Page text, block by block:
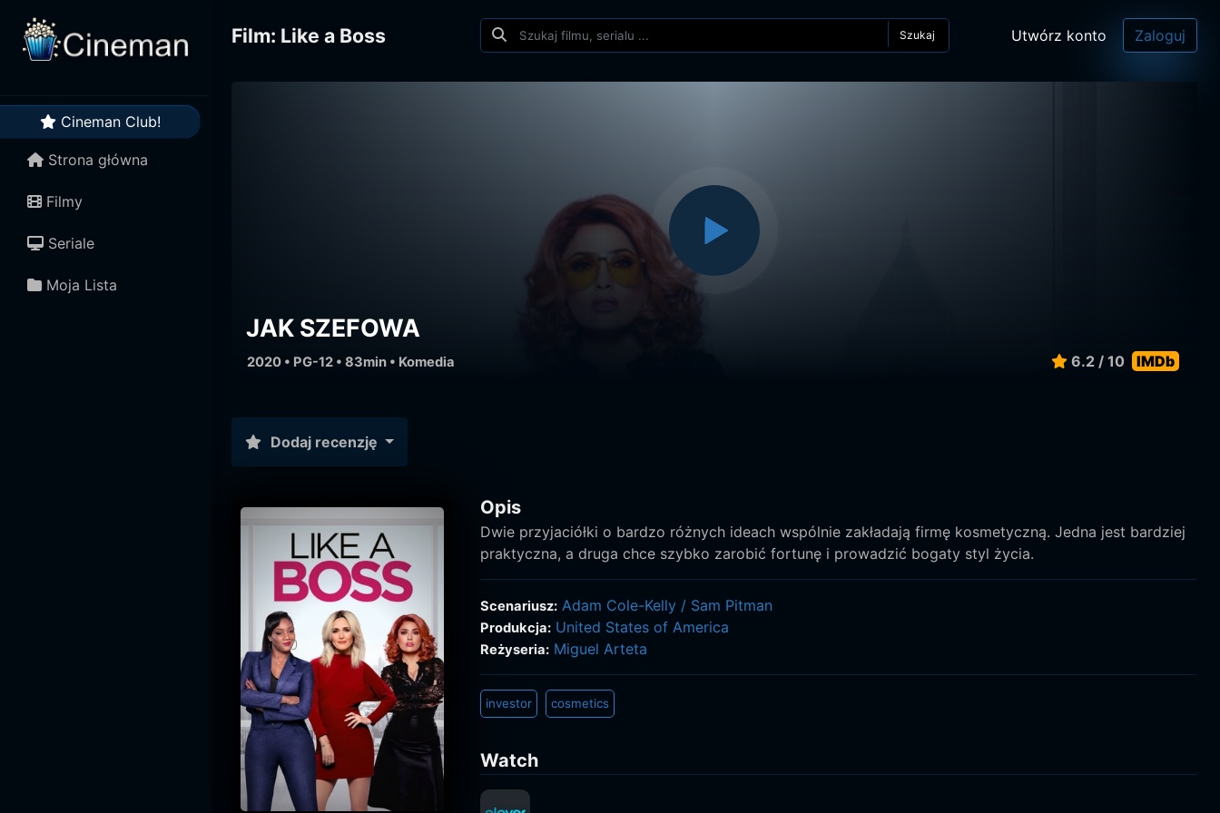
Cineman Club!
Strona główna
Filmy
Seriale
Moja Lista
Film: Like a Boss Szukaj Utwórz konto Zaloguj
JAK SZEFOWA
2020 • PG-12 • 83min • Komedia 6.2 / 10 IMDb
Dodaj recenzję
Opis
Dwie przyjaciółki o bardzo różnych ideach wspólnie zakładają firmę kosmetyczną. Jedna jest bardziej
praktyczna, a druga chce szybko zarobić fortunę i prowadzić bogaty styl życia.
Scenariusz: Adam Cole-Kelly / Sam Pitman
Produkcja: United States of America
Reżyseria: Miguel Arteta
investor cosmetics
Watch